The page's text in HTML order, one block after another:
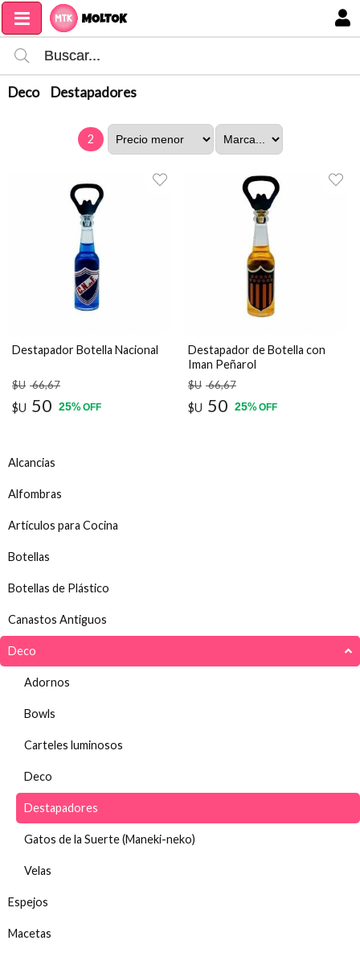
Alcancias
Alfombras
Artículos para Cocina
Botellas
Botellas de Plástico
Canastos Antiguos
Deco
Adornos
Bowls
Carteles luminosos
Deco
Destapadores
Gatos de la Suerte (Maneki-neko)
Velas
Espejos
Macetas
Deco Destapadores
2
Destapador Botella Nacional
$U 66,67
$U 50 25%OFF
Destapador de Botella con
Iman Peñarol
$U 66,67
$U 50 25%OFF